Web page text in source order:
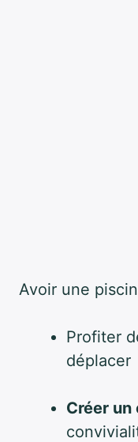
Avoir une
Profiter
déplacer
Créer